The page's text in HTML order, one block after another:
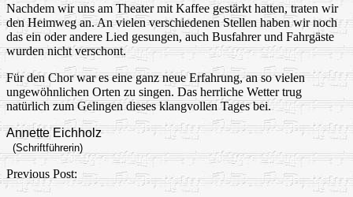
Nachdem wir uns am Theater mit Kaffee gestärkt hatten, traten wir
den Heimweg an. An vielen verschiedenen Stellen haben wir noch
das ein oder andere Lied gesungen, auch Busfahrer und Fahrgäste
wurden nicht verschont.
Für den Chor war es eine ganz neue Erfahrung, an so vielen
ungewöhnlichen Orten zu singen. Das herrliche Wetter trug
natürlich zum Gelingen dieses klangvollen Tages bei.
Annette Eichholz
(Schriftführerin)
Post
navigation
Previous Post: